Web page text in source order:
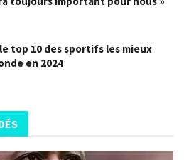
top 10 des sportifs les mieux
en 2024